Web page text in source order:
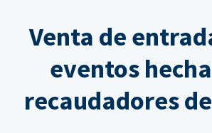
Venta de
eventos
recaudadores